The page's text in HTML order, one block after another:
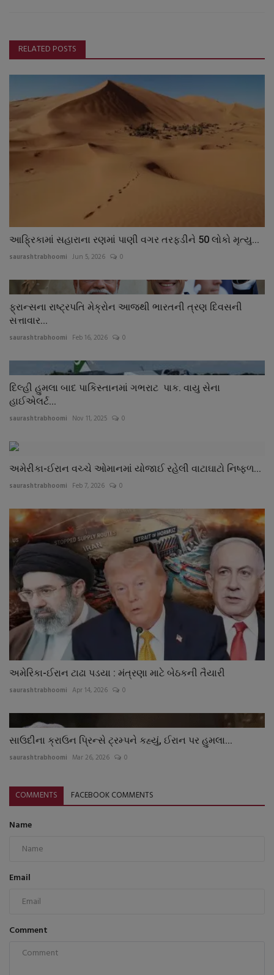
RELATED POSTS
આફ્રિકામાં સહારાના રણમાં પાણી વગર તરફડીને 50 લોકો મૃત્યુ...
saurashtrabhoomi Jun 5, 2026 0
ફ્રાન્સના રાષ્ટ્રપતિ મેક્રોન આજથી ભારતની ત્રણ દિવસની
સત્તાવાર...
saurashtrabhoomi Feb 16, 2026 0
દિલ્હી હુમલા બાદ પાકિસ્તાનમાં ગભરાટ પાક. વાયુ સેના
હાઈએલર્ટ...
saurashtrabhoomi Nov 11, 2025 0
અમેરીકા-ઈરાન વચ્ચે ઓમાનમાં યોજાઈ રહેલી વાટાઘાટો નિષ્ફળ...
saurashtrabhoomi Feb 7, 2026 0
અમેરિકા-ઈરાન ટાઢા પડયા : મંત્રણા માટે બેઠકની તૈયારી
saurashtrabhoomi Apr 14, 2026 0
સાઉદીના ક્રાઉન પ્રિન્સે ટ્રમ્પને કહ્યું, ઈરાન પર હુમલા...
saurashtrabhoomi Mar 26, 2026 0
COMMENTS FACEBOOK COMMENTS
Name
Email
Comment